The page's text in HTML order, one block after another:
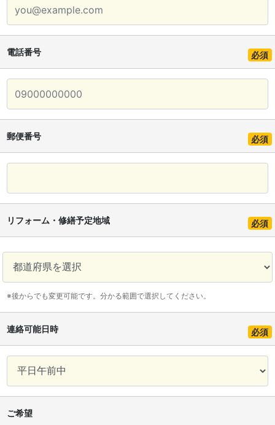
電話番号 必須
郵便番号 必須
リフォーム・修繕予定地域 必須
※後からでも変更可能です。分かる範囲で選択してください。
連絡可能日時 必須
ご希望